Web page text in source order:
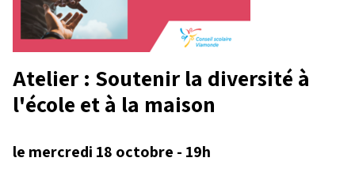
Atelier : Soutenir la diversité à
l'école et à la maison
le mercredi 18 octobre - 19h